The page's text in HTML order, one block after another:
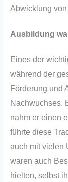
Abwicklung
Ausbildung
Eines der
während der
Förderung und
Nachwuchses.
nahm er einen
führte diese
auch mit vielen
waren auch
hielten, selbst